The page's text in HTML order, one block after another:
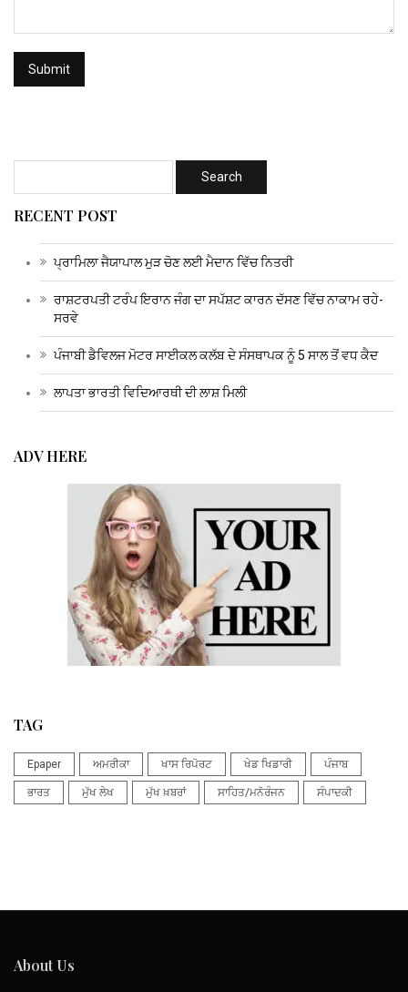
RECENT POST
ਪ੍ਰਾਮਿਲਾ ਜੈਯਾਪਾਲ ਮੁੜ ਚੋਣ ਲਈ ਮੈਦਾਨ ਵਿੱਚ ਨਿਤਰੀ
ਰਾਸ਼ਟਰਪਤੀ ਟਰੰਪ ਇਰਾਨ ਜੰਗ ਦਾ ਸਪੱਸ਼ਟ ਕਾਰਨ ਦੱਸਣ ਵਿੱਚ ਨਾਕਾਮ ਰਹੇ-
ਸਰਵੇ
ਪੰਜਾਬੀ ਡੈਵਿਲਜ ਮੋਟਰ ਸਾਈਕਲ ਕਲੱਬ ਦੇ ਸੰਸਥਾਪਕ ਨੂੰ 5 ਸਾਲ ਤੋਂ ਵਧ ਕੈਦ
ਲਾਪਤਾ ਭਾਰਤੀ ਵਿਦਿਆਰਥੀ ਦੀ ਲਾਸ਼ ਮਿਲੀ
ADV HERE
TAG
Epaper ਅਮਰੀਕਾ ਖਾਸ ਰਿਪੋਰਟ ਖੇਡ ਖਿਡਾਰੀ ਪੰਜਾਬ
ਭਾਰਤ ਮੁੱਖ ਲੇਖ ਮੁੱਖ ਖ਼ਬਰਾਂ ਸਾਹਿਤ/ਮਨੋਰੰਜਨ ਸੰਪਾਦਕੀ
About Us